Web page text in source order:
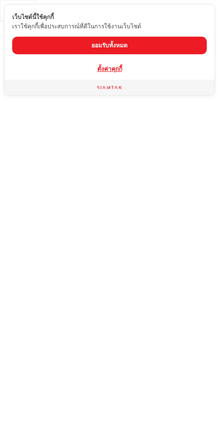
เว็บไซต์นี้ใช้คุกกี้
เราใช้คุกกี้เพื่อประสบการณ์ที่ดีในการใช้งานเว็บไซต์
ยอมรับทั้งหมด
ตั้งค่าคุกกี้